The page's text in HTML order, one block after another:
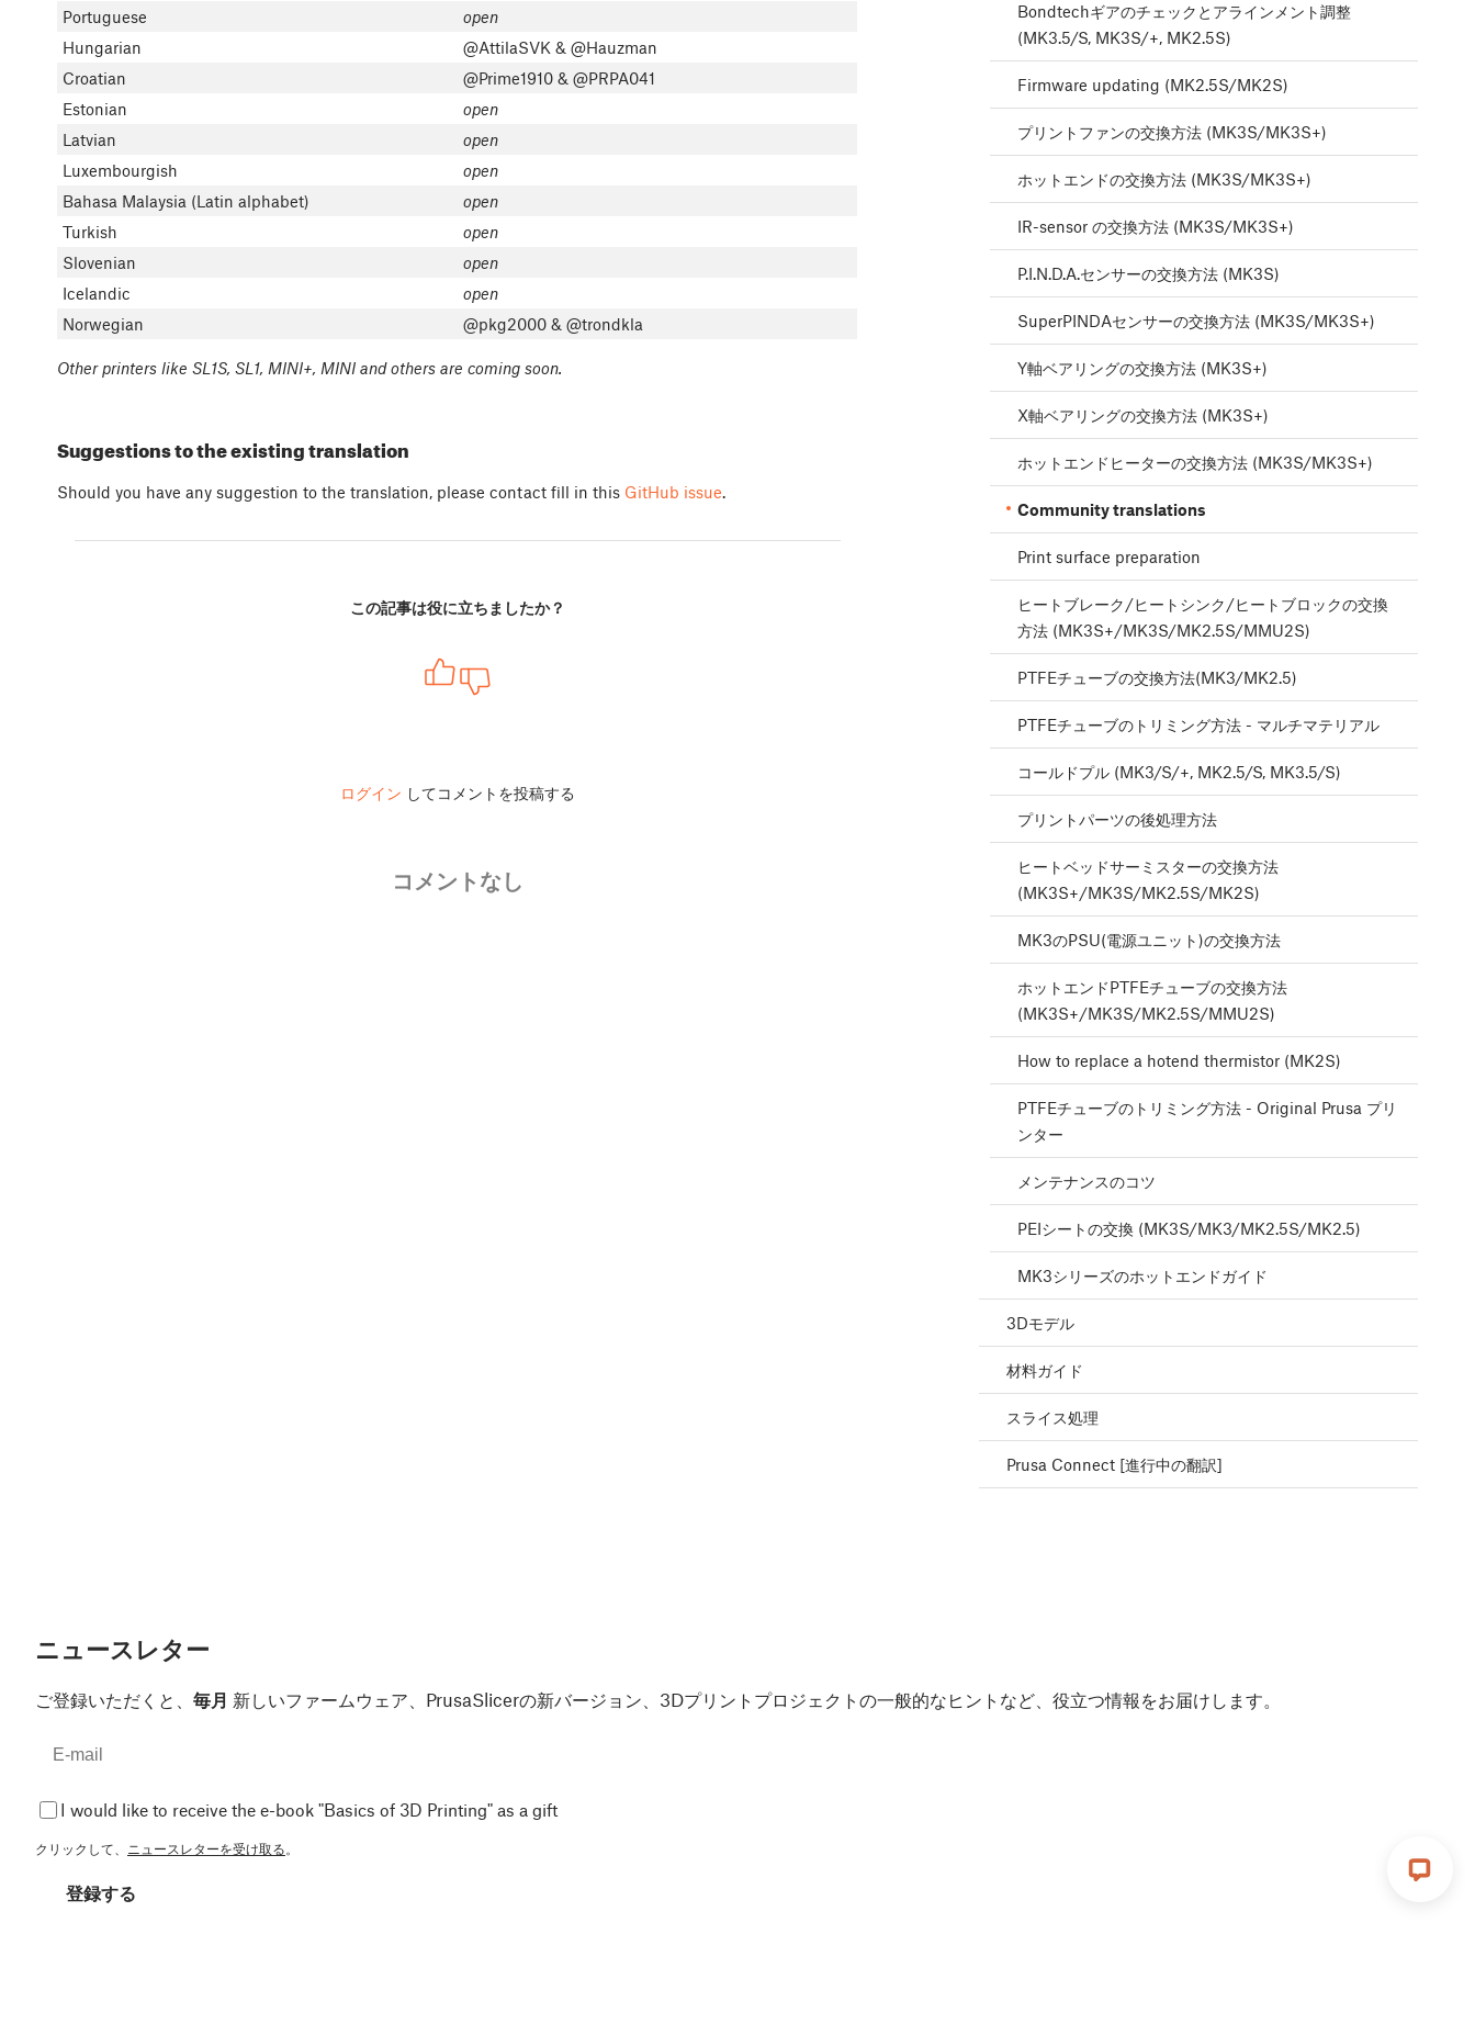
Portuguese
open
Hungarian
@AttilaSVK & @Hauzman
Croatian
@Prime1910 & @PRPA041
Estonian
open
Latvian
open
Luxembourgish
open
Bahasa Malaysia (Latin alphabet)
open
Turkish
open
Slovenian
open
Icelandic
open
Norwegian
@pkg2000 & @trondkla
Other printers like SL1S, SL1, MINI+, MINI and others are coming soon.
Suggestions to the existing translation
Should you have any suggestion to the translation, please contact fill in this GitHub issue.
この記事は役に立ちましたか？
ログイン してコメントを投稿する
コメントなし
Bondtechギアのチェックとアラインメント調整
(MK3.5/S, MK3S/+, MK2.5S)
Firmware updating (MK2.5S/MK2S)
プリントファンの交換方法 (MK3S/MK3S+)
ホットエンドの交換方法 (MK3S/MK3S+)
IR-sensor の交換方法 (MK3S/MK3S+)
P.I.N.D.A.センサーの交換方法 (MK3S)
SuperPINDAセンサーの交換方法 (MK3S/MK3S+)
Y軸ベアリングの交換方法 (MK3S+)
X軸ベアリングの交換方法 (MK3S+)
ホットエンドヒーターの交換方法 (MK3S/MK3S+)
Community translations
Print surface preparation
ヒートブレーク/ヒートシンク/ヒートブロックの交換
方法 (MK3S+/MK3S/MK2.5S/MMU2S)
PTFEチューブの交換方法(MK3/MK2.5)
PTFEチューブのトリミング方法 - マルチマテリアル
コールドプル (MK3/S/+, MK2.5/S, MK3.5/S)
プリントパーツの後処理方法
ヒートベッドサーミスターの交換方法
(MK3S+/MK3S/MK2.5S/MK2S)
MK3のPSU(電源ユニット)の交換方法
ホットエンドPTFEチューブの交換方法
(MK3S+/MK3S/MK2.5S/MMU2S)
How to replace a hotend thermistor (MK2S)
PTFEチューブのトリミング方法 - Original Prusa プリ
ンター
メンテナンスのコツ
PEIシートの交換 (MK3S/MK3/MK2.5S/MK2.5)
MK3シリーズのホットエンドガイド
3Dモデル
材料ガイド
スライス処理
Prusa Connect [進行中の翻訳]
ニュースレター
ご登録いただくと、 毎月 新しいファームウェア、PrusaSlicerの新バージョン、3Dプリントプロジェクトの一般的なヒントなど、役立つ情報をお届けします。
I would like to receive the e-book "Basics of 3D Printing" as a gift
クリックして、 ニュースレターを受け取る。
登録する